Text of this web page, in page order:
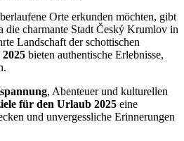
Orte erkunden möchten, gibt
die charmante Stadt Český Krumlov in
Landschaft der schottischen
2025 bieten authentische Erlebnisse,
, Abenteuer und kulturellen
für den Urlaub 2025 eine
und unvergessliche Erinnerungen